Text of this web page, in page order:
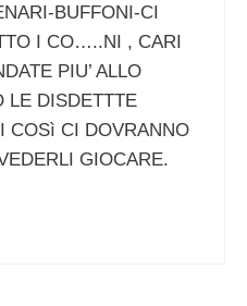
BUFFONI-CI
I CO…..NI , CARI
PIU’ ALLO
LE DISDETTTE
COSì CI DOVRANNO
GIOCARE.